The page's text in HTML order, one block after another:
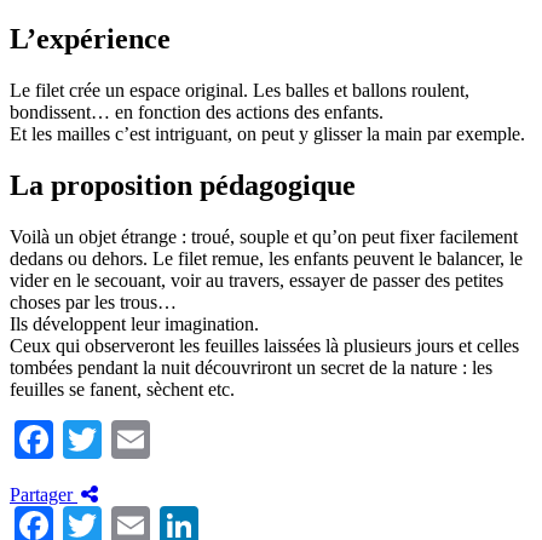
L’expérience
Le filet crée un espace original. Les balles et ballons roulent,
bondissent… en fonction des actions des enfants.
Et les mailles c’est intriguant, on peut y glisser la main par exemple.
La proposition pédagogique
Voilà un objet étrange : troué, souple et qu’on peut fixer facilement
dedans ou dehors. Le filet remue, les enfants peuvent le balancer, le
vider en le secouant, voir au travers, essayer de passer des petites
choses par les trous…
Ils développent leur imagination.
Ceux qui observeront les feuilles laissées là plusieurs jours et celles
tombées pendant la nuit découvriront un secret de la nature : les
feuilles se fanent, sèchent etc.
Facebook
Twitter
Partager
Facebook
TwitterEmail